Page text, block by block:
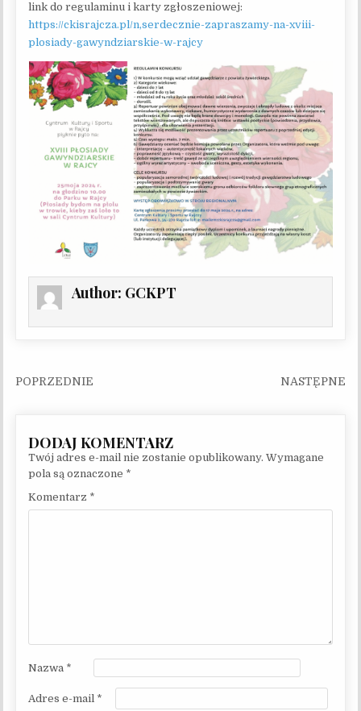
link do regulaminu i karty zgłoszeniowej:
https://ckisrajcza.pl/n,serdecznie-zapraszamy-na-xviii-
plosiady-gawyndziarskie-w-rajcy
Author: GCKPT
Nawigacja wpisu
Twój adres e-mail nie zostanie opublikowany. Wymagane
pola są oznaczone *
Komentarz *
Nazwa *
Adres e-mail *